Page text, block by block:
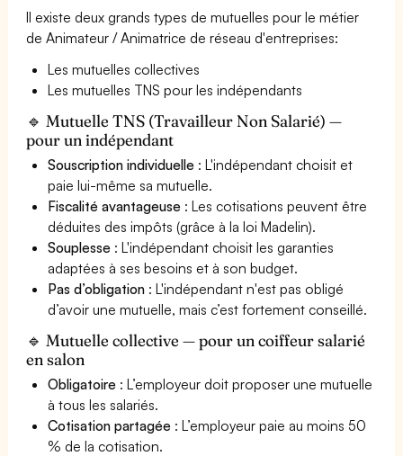
Il existe deux grands types de mutuelles pour le métier
de Animateur / Animatrice de réseau d'entreprises:
Les mutuelles collectives
Les mutuelles TNS pour les indépendants
🔹 Mutuelle TNS (Travailleur Non Salarié) —
pour un indépendant
Souscription individuelle : L'indépendant choisit et
paie lui-même sa mutuelle.
Fiscalité avantageuse : Les cotisations peuvent être
déduites des impôts (grâce à la loi Madelin).
Souplesse : L'indépendant choisit les garanties
adaptées à ses besoins et à son budget.
Pas d’obligation : L'indépendant n'est pas obligé
d’avoir une mutuelle, mais c’est fortement conseillé.
🔹 Mutuelle collective — pour un coiffeur salarié
en salon
Obligatoire : L’employeur doit proposer une mutuelle
à tous les salariés.
Cotisation partagée : L’employeur paie au moins 50
% de la cotisation.